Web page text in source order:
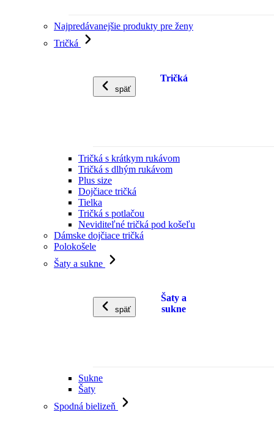
Najpredávanejšie produkty pre ženy
Tričká
späť
Tričká
Tričká s krátkym rukávom
Tričká s dlhým rukávom
Plus size
Dojčiace tričká
Tielka
Tričká s potlačou
Neviditeľné tričká pod košeľu
Dámske dojčiace tričká
Polokošele
Šaty a sukne
späť
Šaty a
sukne
Sukne
Šaty
Spodná bielizeň